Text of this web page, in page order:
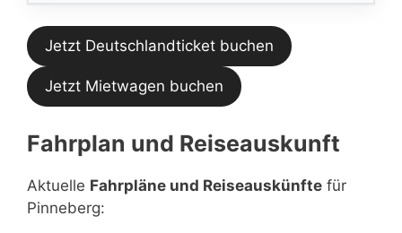
Jetzt Deutschlandticket buchen
Jetzt Mietwagen buchen
Fahrplan und Reiseauskunft
Aktuelle Fahrpläne und Reiseauskünfte für
Pinneberg: